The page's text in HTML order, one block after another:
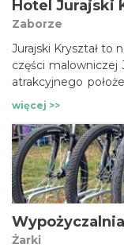
Hotel Jurajski
Zaborze
Jurajski Kryształ to
części malowniczej
atrakcyjnego
Gniazdami i Jasnej Góry –
noclegowe
konferencyjną.
więcej >>
Żarki